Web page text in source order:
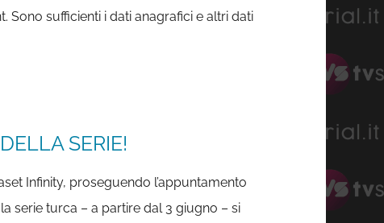
Sono sufficienti i dati anagrafici e altri dati
SERIE!
Infinity, proseguendo l’appuntamento
serie turca – a partire dal 3 giugno – si